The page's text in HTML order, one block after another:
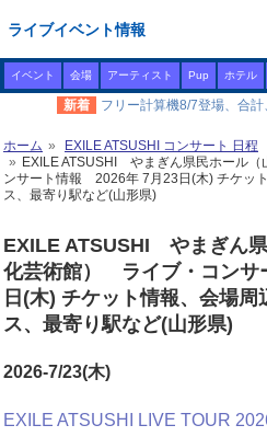
ライブイベント情報
イベント 会場 アーティスト Pup ホテル
新着 フリー計算機8/7登場、合
ホーム
EXILE ATSUSHI コンサート 日程
EXILE ATSUSHI やまぎん県民ホール
ンサート情報 2026年 7月23日(木) チケッ
ス、最寄り駅など(山形県)
EXILE ATSUSHI やまぎん
化芸術館） ライブ・コン
日(木) チケット情報、会場
ス、最寄り駅など(山形県)
2026-7/23(木)
EXILE ATSUSHI LIVE TOUR